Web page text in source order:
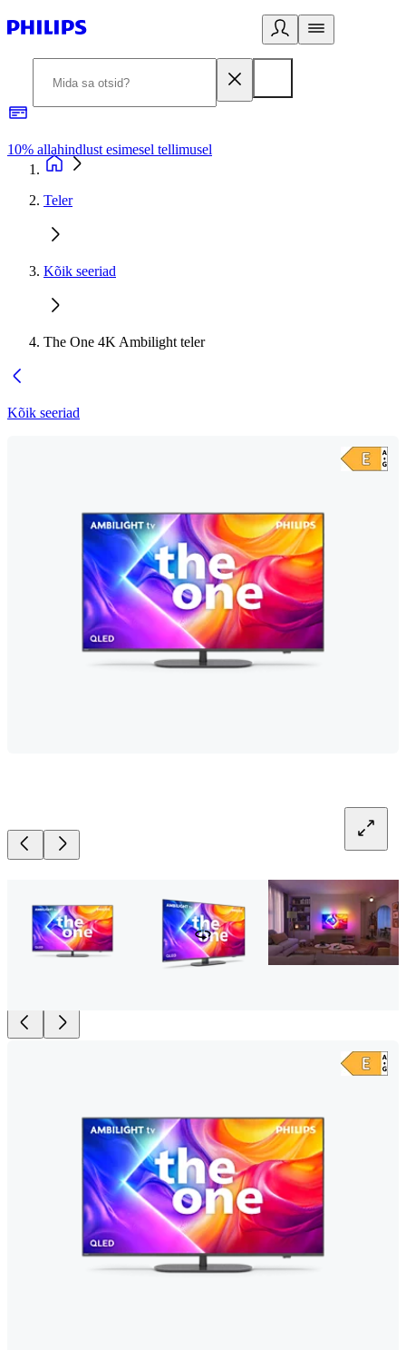
10% allahindlust esimesel tellimusel
Teler
Kõik seeriad
The One 4K Ambilight teler
Kõik seeriad